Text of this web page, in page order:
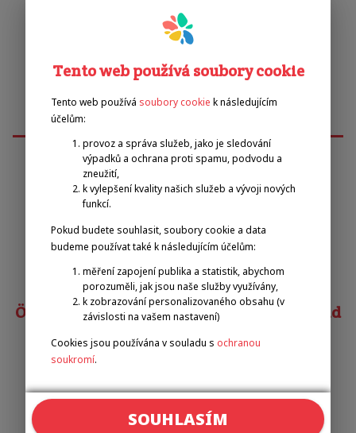
Emilova sportovní, z.s.
Pavel Zbožínek
zbozinek@emilova-sportovni.cz
+420 602 720 518
Österreichischer Behindertensportverband
+43 332-61-34
Tento web používá soubory cookie
Tento web používá soubory cookie k následujícím
účelům:
provoz a správa služeb, jako je sledování
výpadků a ochrana proti spamu, podvodu a
zneužití,
k vylepšení kvality našich služeb a vývoji nových
funkcí.
Pokud budete souhlasit, soubory cookie a data
budeme používat také k následujícím účelům:
měření zapojení publika a statistik, abychom
porozuměli, jak jsou naše služby využívány,
k zobrazování personalizovaného obsahu (v
závislosti na vašem nastavení)
Cookies jsou používána v souladu s ochranou
soukromí.
SOUHLASÍM